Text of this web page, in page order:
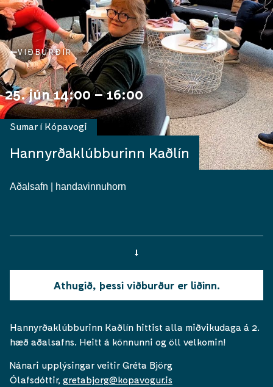
VIÐBURÐIR
25. jún 14:00 – 16:00
Hannyrðaklúbburinn Kaðlín
Sumar í Kópavogi
Aðalsafn | handavinnuhorn
Athugið, þessi viðburður er liðinn.
Hannyrðaklúbburinn Kaðlín hittist alla miðvikudaga á 2.
hæð aðalsafns. Heitt á könnunni og öll velkomin!
Nánari upplýsingar veitir Gréta Björg
Ólafsdóttir, gretabjorg@kopavogur.is